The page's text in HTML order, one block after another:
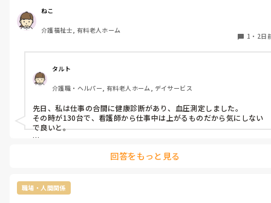
介護の仕事は続けたいのですが、今の忙しい施設に勤めるのは厳
しいでしょうか？
それとも、循環器内科で薬をもらい服用すれば大丈夫なのでしょ
ねこ
介護福祉士, 有料老人ホーム
1 ・ 2日
タルト
介護職・ヘルパー, 有料老人ホーム, デイサービス
先日、私は仕事の合間に健康診断があり、血圧測定しました。
その時が130台で、看護師から仕事中は上がるものだから気にしない
で良いと。
いようにお見受けします。
あとは、仕事でアドレナリンが出て興奮状態なのかなと…
回答をもっと見る
職場・人間関係